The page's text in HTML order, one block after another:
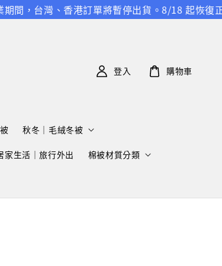
台灣、香港訂單將暫停出貨。8/18 起恢復正
秋冬｜毛絨冬被
家生活｜旅行外出 棉被材質分類
登入 購物車